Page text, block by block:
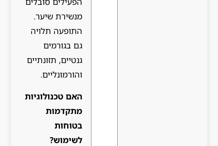
מנשירת שיער.
התופעה תלויה
גם בגורמים
גנטיים, תזונתיים
והורמונליים.
האם טכנולוגיות
מתקדמות
בטוחות
לשימוש?